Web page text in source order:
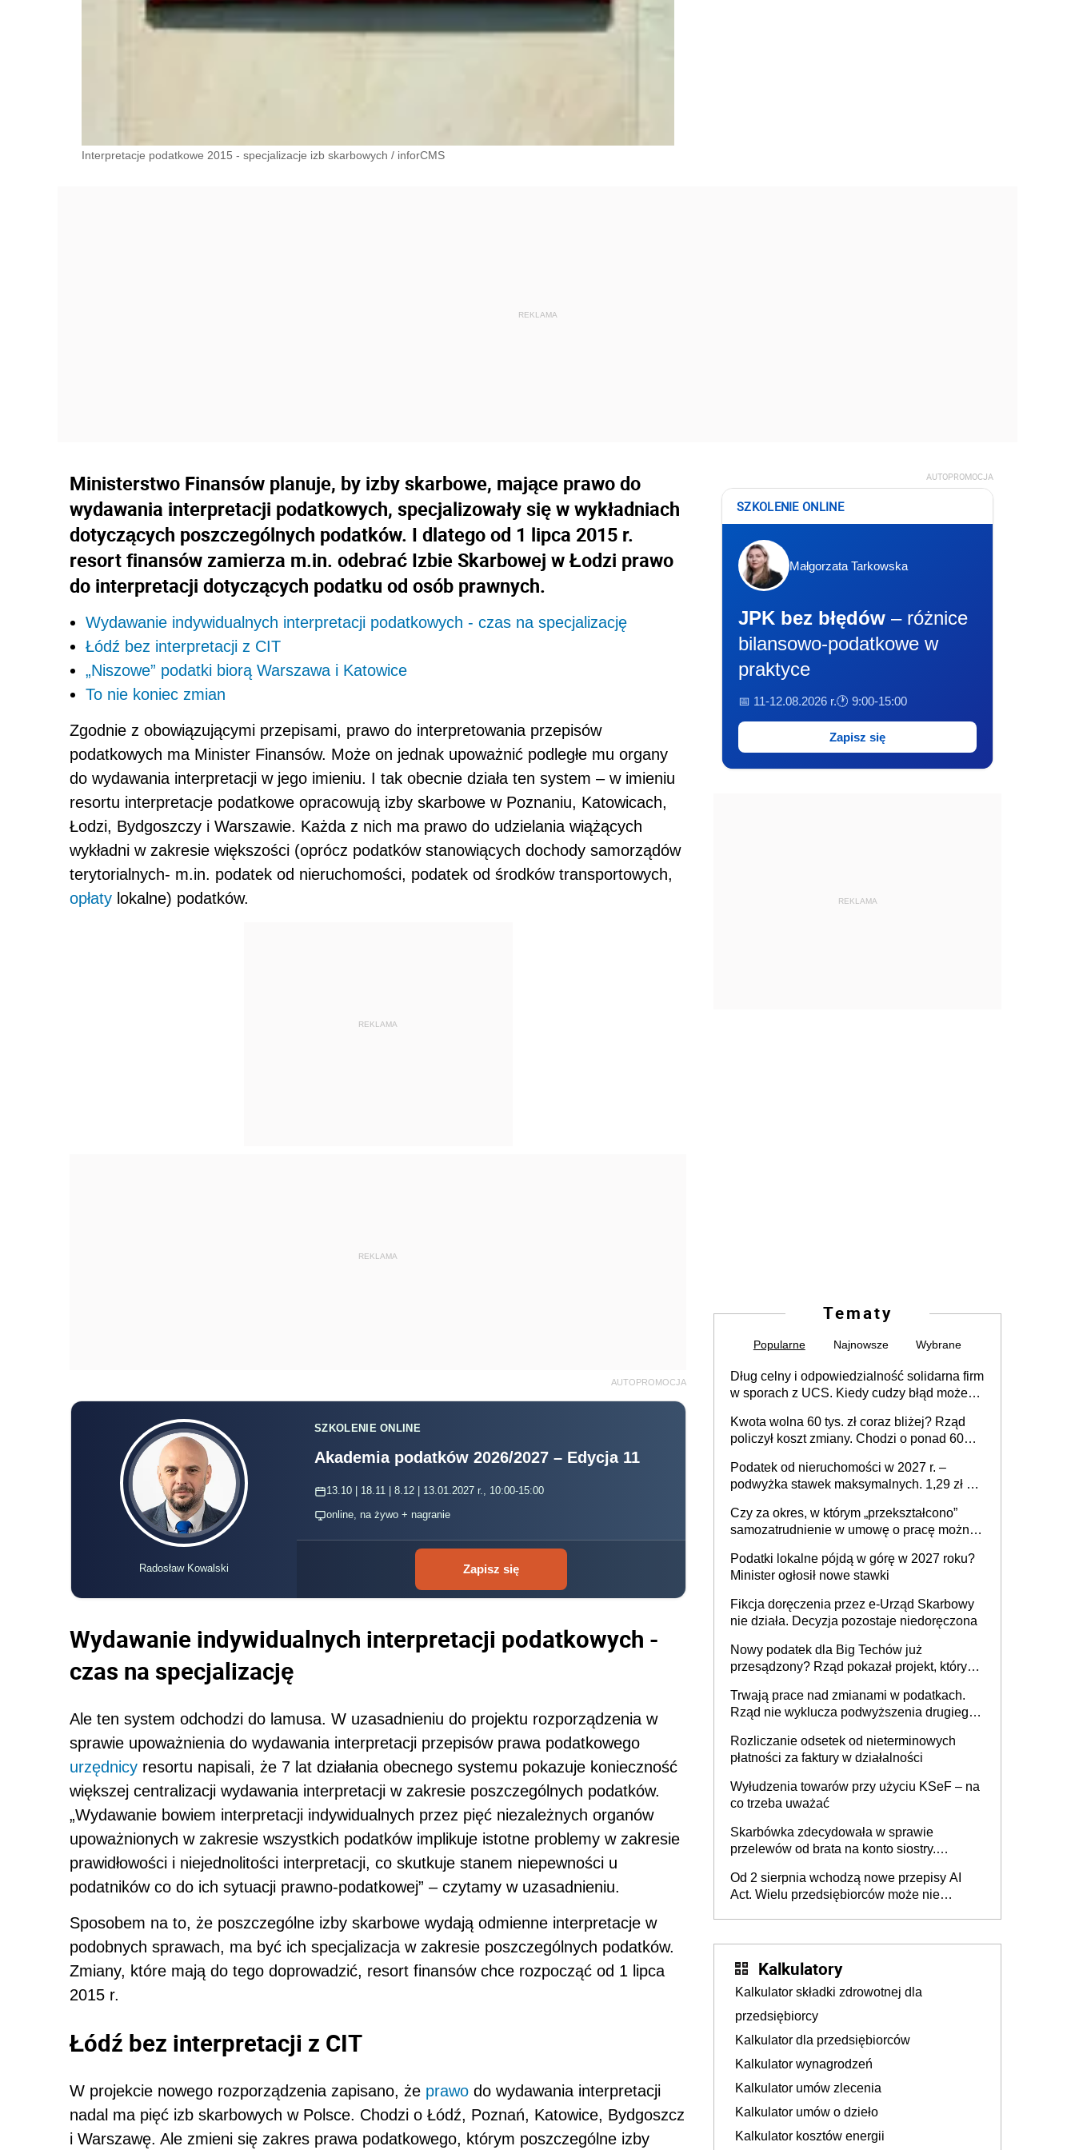
Interpretacje podatkowe 2015 - specjalizacje izb skarbowych / inforCMS
Ministerstwo Finansów planuje, by izby skarbowe, mające prawo do
wydawania interpretacji podatkowych, specjalizowały się w wykładniach
dotyczących poszczególnych podatków. I dlatego od 1 lipca 2015 r.
resort finansów zamierza m.in. odebrać Izbie Skarbowej w Łodzi prawo
do interpretacji dotyczących podatku od osób prawnych.
Wydawanie indywidualnych interpretacji podatkowych - czas na specjalizację
Łódź bez interpretacji z CIT
„Niszowe” podatki biorą Warszawa i Katowice
To nie koniec zmian
Zgodnie z obowiązującymi przepisami, prawo do interpretowania przepisów
podatkowych ma Minister Finansów. Może on jednak upoważnić podległe mu organy
do wydawania interpretacji w jego imieniu. I tak obecnie działa ten system – w imieniu
resortu interpretacje podatkowe opracowują izby skarbowe w Poznaniu, Katowicach,
Łodzi, Bydgoszczy i Warszawie. Każda z nich ma prawo do udzielania wiążących
wykładni w zakresie większości (oprócz podatków stanowiących dochody samorządów
terytorialnych- m.in. podatek od nieruchomości, podatek od środków transportowych,
opłaty lokalne) podatków.
REKLAMA
REKLAMA
AUTOPROMOCJA
Radosław Kowalski
SZKOLENIE ONLINE
Akademia podatków 2026/2027 – Edycja 11
13.10 | 18.11 | 8.12 | 13.01.2027 r., 10:00-15:00
online, na żywo + nagranie
Zapisz się
Wydawanie indywidualnych interpretacji podatkowych -
czas na specjalizację
Ale ten system odchodzi do lamusa. W uzasadnieniu do projektu rozporządzenia w
sprawie upoważnienia do wydawania interpretacji przepisów prawa podatkowego
urzędnicy resortu napisali, że 7 lat działania obecnego systemu pokazuje konieczność
większej centralizacji wydawania interpretacji w zakresie poszczególnych podatków.
„Wydawanie bowiem interpretacji indywidualnych przez pięć niezależnych organów
upoważnionych w zakresie wszystkich podatków implikuje istotne problemy w zakresie
prawidłowości i niejednolitości interpretacji, co skutkuje stanem niepewności u
podatników co do ich sytuacji prawno-podatkowej” – czytamy w uzasadnieniu.
Sposobem na to, że poszczególne izby skarbowe wydają odmienne interpretacje w
podobnych sprawach, ma być ich specjalizacja w zakresie poszczególnych podatków.
Zmiany, które mają do tego doprowadzić, resort finansów chce rozpocząć od 1 lipca
2015 r.
Łódź bez interpretacji z CIT
W projekcie nowego rozporządzenia zapisano, że prawo do wydawania interpretacji
nadal ma pięć izb skarbowych w Polsce. Chodzi o Łódź, Poznań, Katowice, Bydgoszcz
i Warszawę. Ale zmieni się zakres prawa podatkowego, którym poszczególne izby
AUTOPROMOCJA
SZKOLENIE ONLINE
Małgorzata Tarkowska
JPK bez błędów – różnice
bilansowo-podatkowe w
praktyce
📅 11-12.08.2026 r.🕐 9:00-15:00
Zapisz się
REKLAMA
Tematy
Popularne Najnowsze Wybrane
Dług celny i odpowiedzialność solidarna firm
w sporach z UCS. Kiedy cudzy błąd może
Kwota wolna 60 tys. zł coraz bliżej? Rząd
policzył koszt zmiany. Chodzi o ponad 60
Podatek od nieruchomości w 2027 r. –
podwyżka stawek maksymalnych. 1,29 zł za
budynków i lokali związanych z
prowadzeniem działalności gospodarczej
Czy za okres, w którym „przekształcono”
samozatrudnienie w umowę o pracę można
umowy cywilnoprawnej jedynym
racjonalnym wyjściem
Podatki lokalne pójdą w górę w 2027 roku?
Minister ogłosił nowe stawki
Fikcja doręczenia przez e-Urząd Skarbowy
nie działa. Decyzja pozostaje niedoręczona
Nowy podatek dla Big Techów już
przesądzony? Rząd pokazał projekt, który
Trwają prace nad zmianami w podatkach.
Rząd nie wyklucza podwyższenia drugiego
Rozliczanie odsetek od nieterminowych
płatności za faktury w działalności
Wyłudzenia towarów przy użyciu KSeF – na
co trzeba uważać
Skarbówka zdecydowała w sprawie
przelewów od brata na konto siostry.
darowizna, ale podatku jednak nie będzie
Od 2 sierpnia wchodzą nowe przepisy AI
Act. Wielu przedsiębiorców może nie
Kalkulatory
Kalkulator składki zdrowotnej dla
przedsiębiorcy
Kalkulator dla przedsiębiorców
Kalkulator wynagrodzeń
Kalkulator umów zlecenia
Kalkulator umów o dzieło
Kalkulator kosztów energii